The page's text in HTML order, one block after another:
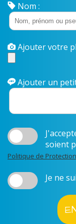
Nom :
Ajouter votre
Ajouter un
soient
Politique de
Je ne